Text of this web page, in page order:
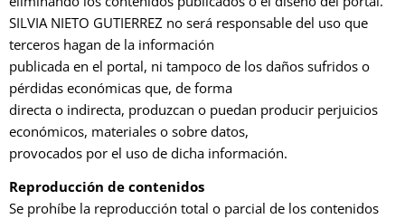
SILVIA NIETO GUTIERREZ no será responsable del uso que
terceros hagan de la información
publicada en el portal, ni tampoco de los daños sufridos o
pérdidas económicas que, de forma
directa o indirecta, produzcan o puedan producir perjuicios
económicos, materiales o sobre datos,
provocados por el uso de dicha información.
Reproducción de contenidos
Se prohíbe la reproducción total o parcial de los contenidos